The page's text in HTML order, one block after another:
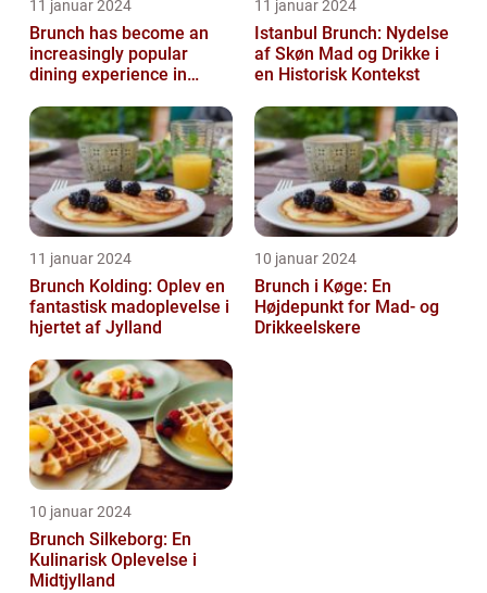
11 januar 2024
Brunch has become an
increasingly popular
dining experience in
locals and tou...
11 januar 2024
Istanbul Brunch: Nydelse
af Skøn Mad og Drikke i
en Historisk Kontekst
11 januar 2024
Brunch Kolding: Oplev en
fantastisk madoplevelse i
hjertet af Jylland
10 januar 2024
Brunch i Køge: En
Højdepunkt for Mad- og
Drikkeelskere
10 januar 2024
Brunch Silkeborg: En
Kulinarisk Oplevelse i
Midtjylland